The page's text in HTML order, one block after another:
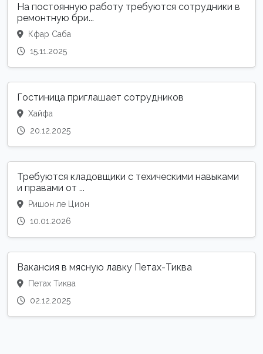
На постоянную работу требуются сотрудники в
ремонтную бри...
Кфар Саба
15.11.2025
Гостиница приглашает сотрудников
Хайфа
20.12.2025
Требуются кладовщики с техическими навыками
и правами от ...
Ришон ле Цион
10.01.2026
Вакансия в мясную лавку Петах-Тиква
Петах Тиква
02.12.2025